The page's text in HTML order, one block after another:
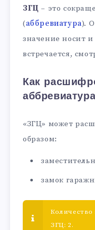
ЗГЦ – это
(аббревиатура).
значение носит
встречается,
Как
«ЗГЦ» может
образом:
замок
ЗГЦ: 2.